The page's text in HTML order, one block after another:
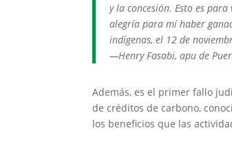
y la concesión. Esto es
alegría para mí haber
indígenas, el 12 de
—Henry Fasabi, apu de
Además, es el primer fallo
de créditos de carbono,
los beneficios que las